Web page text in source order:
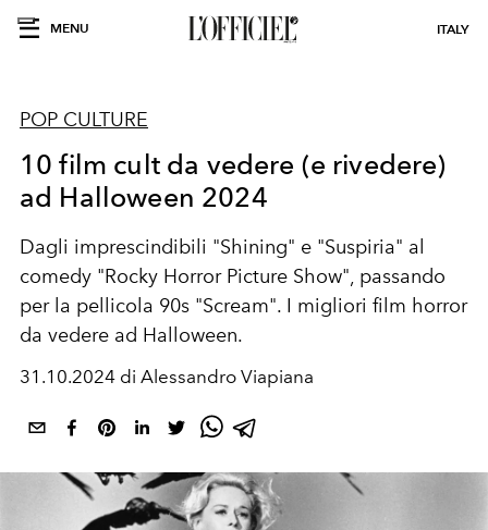
MENU ITALY
POP CULTURE
10 film cult da vedere (e rivedere)
ad Halloween 2024
Dagli imprescindibili "Shining" e "Suspiria" al
comedy "Rocky Horror Picture Show", passando
per la pellicola 90s "Scream". I migliori film horror
da vedere ad Halloween.
31.10.2024 di Alessandro Viapiana